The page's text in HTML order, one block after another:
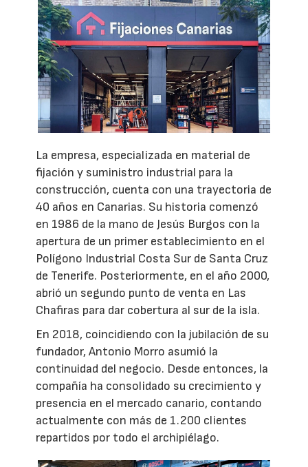
La empresa, especializada en material de
fijación y suministro industrial para la
construcción, cuenta con una trayectoria de
40 años en Canarias. Su historia comenzó
en 1986 de la mano de Jesús Burgos con la
apertura de un primer establecimiento en el
Polígono Industrial Costa Sur de Santa Cruz
de Tenerife. Posteriormente, en el año 2000,
abrió un segundo punto de venta en Las
Chafiras para dar cobertura al sur de la isla.
En 2018, coincidiendo con la jubilación de su
fundador, Antonio Morro asumió la
continuidad del negocio. Desde entonces, la
compañía ha consolidado su crecimiento y
presencia en el mercado canario, contando
actualmente con más de 1.200 clientes
repartidos por todo el archipiélago.